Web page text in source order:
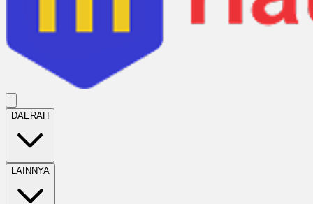
DAERAH
LAINNYA